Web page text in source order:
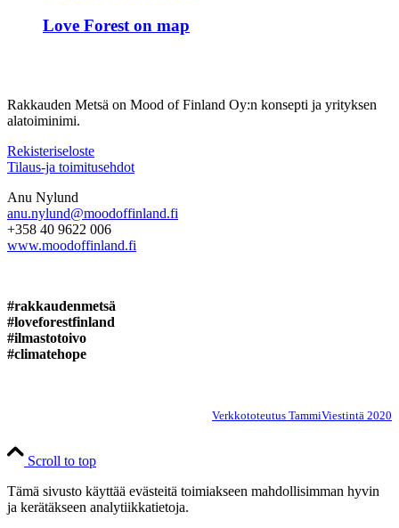
Love Forest on map
Rakkauden Metsä on Mood of Finland Oy:n konsepti ja yrityksen
alatoiminimi.
Rekisteriseloste
Tilaus-ja toimitusehdot
Anu Nylund
anu.nylund@moodoffinland.fi
+358 40 9622 006
www.moodoffinland.fi
#rakkaudenmetsä
#loveforestfinland
#ilmastotoivo
#climatehope
Verkkototeutus TammiViestintä 2020
Scroll to top
Tämä sivusto käyttää evästeitä toimiakseen mahdollisimman hyvin
ja kerätäkseen analytiikkatietoja.